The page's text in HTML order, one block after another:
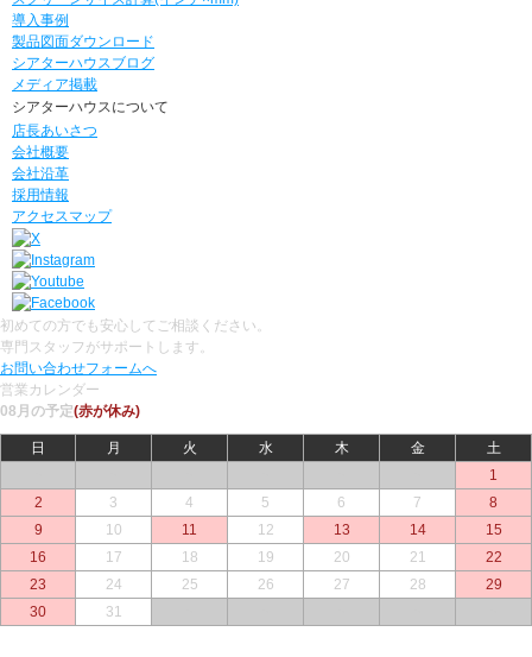
導入事例
製品図面ダウンロード
シアターハウスブログ
メディア掲載
シアターハウスについて
店長あいさつ
会社概要
会社沿革
採用情報
アクセスマップ
初めての方でも安心してご相談ください。
専門スタッフがサポートします。
お問い合わせフォームへ
営業カレンダー
08月の予定(赤が休み)
日 月 火 水 木 金
土
1
2
3 4 5 6 7
8
9
10 11 12 13 14
15
16
17 18 19 20 21
22
23
24 25 26 27 28
29
30
31